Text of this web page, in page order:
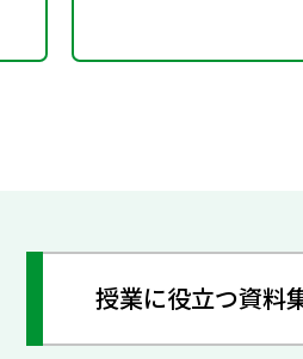
授業に役立つ資料